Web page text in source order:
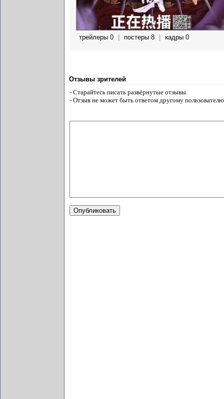
трейлеры 0 постеры 8 кадры 0
Отзывы зрителей
- Старайтесь писать развёрнутые отзывы.
- Отзыв не может быть ответом другому